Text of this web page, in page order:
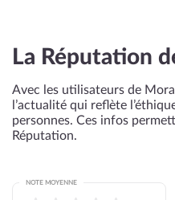
La Réputation
Avec les utilisateurs de
l’actualité qui reflète
personnes. Ces infos
Réputation.
NOTE MOYENNE